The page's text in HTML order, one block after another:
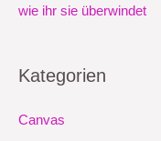
wie ihr sie überwindet
Kategorien
Canvas